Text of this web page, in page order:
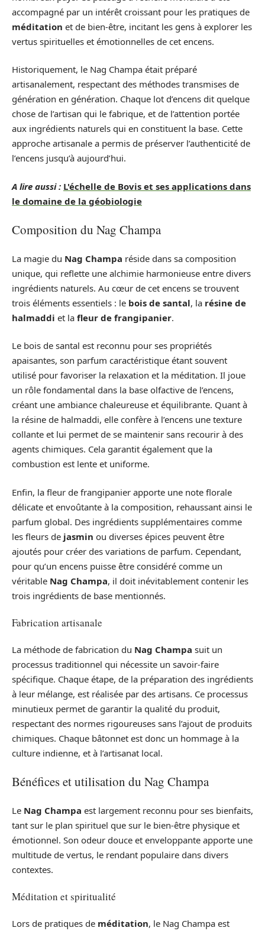
accompagné par un intérêt croissant pour les pratiques de
méditation et de bien-être, incitant les gens à explorer les
vertus spirituelles et émotionnelles de cet encens.
Historiquement, le Nag Champa était préparé
artisanalement, respectant des méthodes transmises de
génération en génération. Chaque lot d’encens dit quelque
chose de l’artisan qui le fabrique, et de l’attention portée
aux ingrédients naturels qui en constituent la base. Cette
approche artisanale a permis de préserver l’authenticité de
l’encens jusqu’à aujourd’hui.
A lire aussi : L'échelle de Bovis et ses applications dans
le domaine de la géobiologie
Composition du Nag Champa
La magie du Nag Champa réside dans sa composition
unique, qui reflette une alchimie harmonieuse entre divers
ingrédients naturels. Au cœur de cet encens se trouvent
trois éléments essentiels : le bois de santal, la résine de
halmaddi et la fleur de frangipanier.
Le bois de santal est reconnu pour ses propriétés
apaisantes, son parfum caractéristique étant souvent
utilisé pour favoriser la relaxation et la méditation. Il joue
un rôle fondamental dans la base olfactive de l’encens,
créant une ambiance chaleureuse et équilibrante. Quant à
la résine de halmaddi, elle confère à l’encens une texture
collante et lui permet de se maintenir sans recourir à des
agents chimiques. Cela garantit également que la
combustion est lente et uniforme.
Enfin, la fleur de frangipanier apporte une note florale
délicate et envoûtante à la composition, rehaussant ainsi le
parfum global. Des ingrédients supplémentaires comme
les fleurs de jasmin ou diverses épices peuvent être
ajoutés pour créer des variations de parfum. Cependant,
pour qu’un encens puisse être considéré comme un
véritable Nag Champa, il doit inévitablement contenir les
trois ingrédients de base mentionnés.
Fabrication artisanale
La méthode de fabrication du Nag Champa suit un
processus traditionnel qui nécessite un savoir-faire
spécifique. Chaque étape, de la préparation des ingrédients
à leur mélange, est réalisée par des artisans. Ce processus
minutieux permet de garantir la qualité du produit,
respectant des normes rigoureuses sans l’ajout de produits
chimiques. Chaque bâtonnet est donc un hommage à la
culture indienne, et à l’artisanat local.
Bénéfices et utilisation du Nag Champa
Le Nag Champa est largement reconnu pour ses bienfaits,
tant sur le plan spirituel que sur le bien-être physique et
émotionnel. Son odeur douce et enveloppante apporte une
multitude de vertus, le rendant populaire dans divers
contextes.
Méditation et spiritualité
Lors de pratiques de méditation, le Nag Champa est